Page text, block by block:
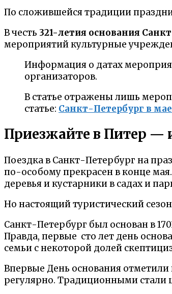
По сложившейся традиции
В честь 321-летия основания
мероприятий культурные
Информация о датах
организаторов.
В статье отражены лишь
статье: Санкт-Петербург в
Приезжайте в Питер —
Поездка в Санкт-Петербург на
по-особому прекрасен в конце
деревья и кустарники в садах и
Но настоящий туристический
Санкт-Петербург был основан в
Правда, первые сто лет день
семьи с некоторой долей
Впервые День основания отметили
регулярно. Традиционными стали